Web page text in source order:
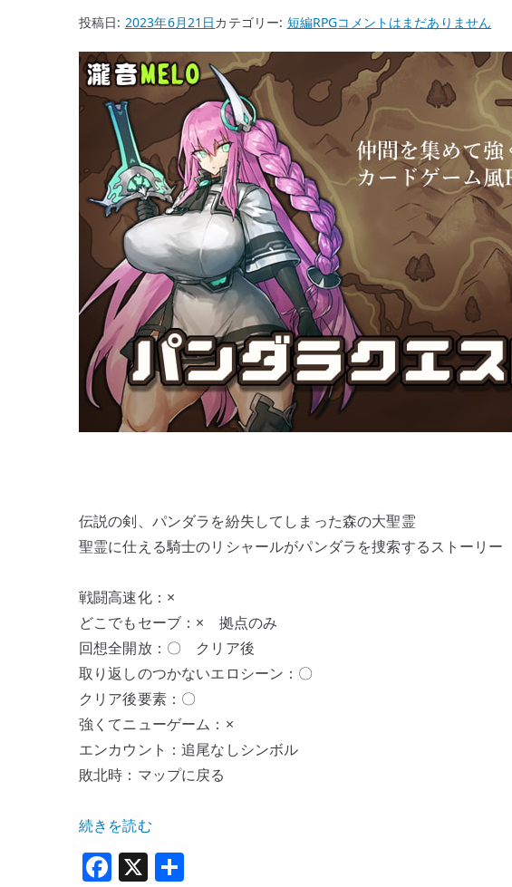
イ
ピ
ュ
ア
ー
ム
の
種
け”
の
o
o
k
投稿日: 2023年6月21日カテゴリー: 短編RPG[瀧
MELO]
パ
ン
ラ
ク
エ
ス
ト
へ
の
コメントはまだありません
伝説の剣、パンダラを紛失してしまった森の大聖霊
聖霊に仕える騎士のリシャールがパンダラを捜索するストーリー
戦闘高速化：×
どこでもセーブ：× 拠点のみ
回想全開放：〇 クリア後
取り返しのつかないエロシーン：〇
クリア後要素：〇
強くてニューゲーム：×
エンカウント：追尾なしシンボル
敗北時：マップに戻る
“[瀧
音
MELO]
続きを読む
F X